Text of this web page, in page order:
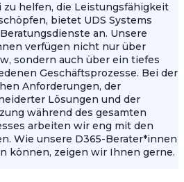
helfen, die Leistungsfähigkeit
bietet UDS Systems
an. Unsere
verfügen nicht nur über
sondern auch über ein tiefes
Geschäftsprozesse. Bei der
Anforderungen, der
Lösungen und der
während des gesamten
arbeiten wir eng mit den
Wie unsere D365-Berater*innen
können, zeigen wir Ihnen gerne.